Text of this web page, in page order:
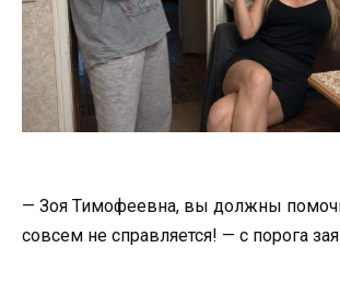
— Зоя Тимофеевна, вы должны
совсем не справляется! — с порога